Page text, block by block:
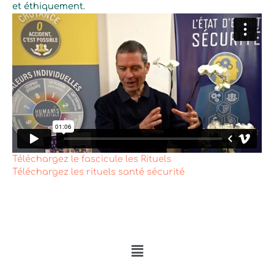
et éthiquement.
Téléchargez le fascicule les Rituels
Téléchargez les rituels santé sécurité
Menu